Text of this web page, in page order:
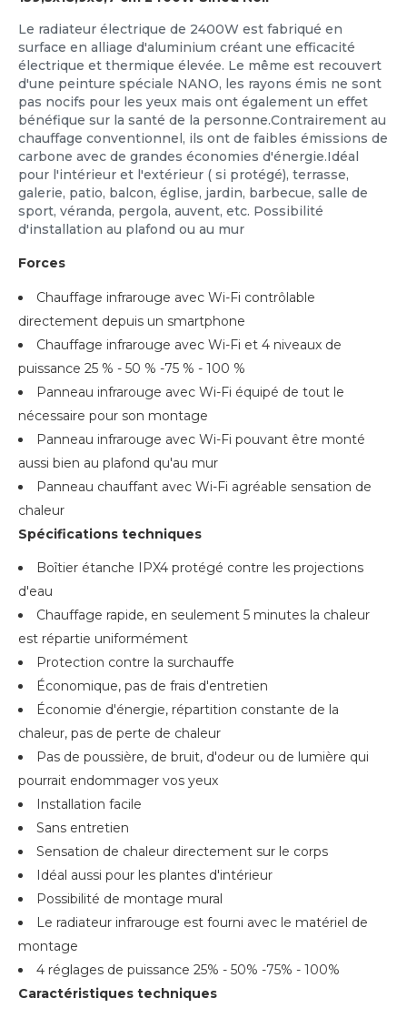
Le radiateur électrique de 2400W est fabriqué en
surface en alliage d'aluminium créant une efficacité
électrique et thermique élevée. Le même est recouvert
d'une peinture spéciale NANO, les rayons émis ne sont
pas nocifs pour les yeux mais ont également un effet
bénéfique sur la santé de la personne.Contrairement au
chauffage conventionnel, ils ont de faibles émissions de
carbone avec de grandes économies d'énergie.Idéal
pour l'intérieur et l'extérieur ( si protégé), terrasse,
galerie, patio, balcon, église, jardin, barbecue, salle de
sport, véranda, pergola, auvent, etc. Possibilité
d'installation au plafond ou au mur
Forces
Chauffage infrarouge avec Wi-Fi contrôlable
directement depuis un smartphone
Chauffage infrarouge avec Wi-Fi et 4 niveaux de
puissance 25 % - 50 % -75 % - 100 %
Panneau infrarouge avec Wi-Fi équipé de tout le
nécessaire pour son montage
Panneau infrarouge avec Wi-Fi pouvant être monté
aussi bien au plafond qu'au mur
Panneau chauffant avec Wi-Fi agréable sensation de
chaleur
Spécifications techniques
Boîtier étanche IPX4 protégé contre les projections
d'eau
Chauffage rapide, en seulement 5 minutes la chaleur
est répartie uniformément
Protection contre la surchauffe
Économique, pas de frais d'entretien
Économie d'énergie, répartition constante de la
chaleur, pas de perte de chaleur
Pas de poussière, de bruit, d'odeur ou de lumière qui
pourrait endommager vos yeux
Installation facile
Sans entretien
Sensation de chaleur directement sur le corps
Idéal aussi pour les plantes d'intérieur
Possibilité de montage mural
Le radiateur infrarouge est fourni avec le matériel de
montage
4 réglages de puissance 25% - 50% -75% - 100%
Caractéristiques techniques